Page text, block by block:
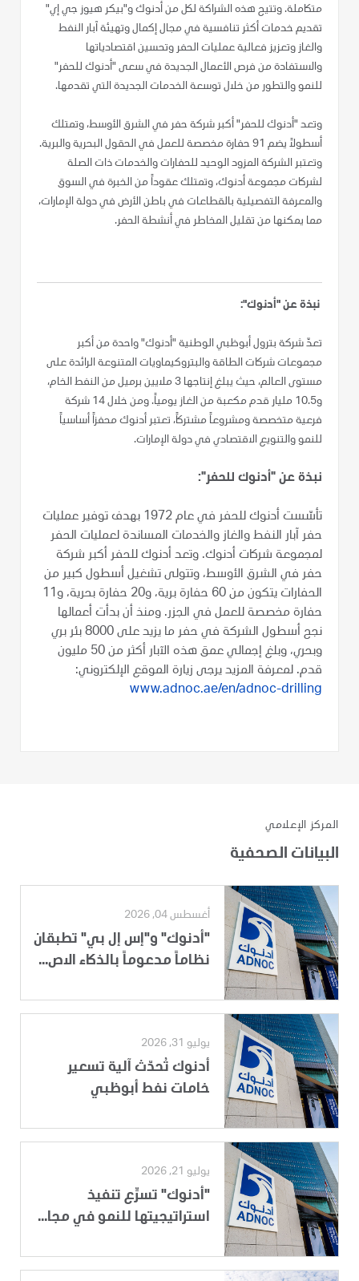
متكاملة. وتتيح هذه الشراكة لكل من أدنوك و"بيكر هيوز جي إي"
تقديم خدمات أكثر تنافسية في مجال إكمال وتهيئة آبار النفط
والغاز وتعزيز فعالية عمليات الحفر وتحسين اقتصادياتها
والاستفادة من فرص الأعمال الجديدة في سعى "أدنوك للحفر"
للنمو والتطور من خلال توسعة الخدمات الجديدة التي تقدمها.
وتعد "أدنوك للحفر" أكبر شركة حفر في الشرق الأوسط، وتمتلك
أسطولاً يضم 91 حفارة مخصصة للعمل في الحقول البحرية والبرية.
وتعتبر الشركة المزود الوحيد للحفارات والخدمات ذات الصلة
لشركات مجموعة أدنوك، وتمتلك عقوداً من الخبرة في السوق
والمعرفة التفصيلية بالقطاعات في باطن الأرض في دولة الإمارات،
مما يمكنها من تقليل المخاطر في أنشطة الحفر.
نبذة عن "أدنوك":
تعدّ شركة بترول أبوظبي الوطنية "أدنوك" واحدة من أكبر
مجموعات شركات الطاقة والبتروكيماويات المتنوعة الرائدة على
مستوى العالم، حيث يبلغ إنتاجها 3 ملايين برميل من النفط الخام،
و10.5 مليار قدم مكعبة من الغاز يومياً. ومن خلال 14 شركة
فرعية متخصصة ومشروعاً مشتركاً، تعتبر أدنوك محفزاً أساسياً
للنمو والتنويع الاقتصادي في دولة الإمارات.
نبذة عن "أدنوك للحفر":
تأسّست أدنوك للحفر في عام 1972 بهدف توفير عمليات
حفر آبار النفط والغاز والخدمات المساندة لعمليات الحفر
لمجموعة شركات أدنوك. وتعد أدنوك للحفر أكبر شركة
حفر في الشرق الأوسط، وتتولى تشغيل أسطول كبير من
الحفارات يتكون من 60 حفارة برية، و20 حفارة بحرية، و11
حفارة مخصصة للعمل في الجزر. ومنذ أن بدأت أعمالها
نجح أسطول الشركة في حفر ما يزيد على 8000 بئر بري
وبحري، وبلغ إجمالي عمق هذه الآبار أكثر من 50 مليون
قدم. لمعرفة المزيد يرجى زيارة الموقع الإلكتروني:
www.adnoc.ae/en/adnoc-drilling
المركز الإعلامي
البيانات الصحفية
أغسطس 04, 2026
"أدنوك" و"إس إل بي" تطبقان
نظاماً مدعوماً بالذكاء الاص...
يوليو 31, 2026
أدنوك تُحدّث آلية تسعير
خامات نفط أبوظبي
يوليو 21, 2026
"أدنوك" تسرِّع تنفيذ
استراتيجيتها للنمو في مجا...